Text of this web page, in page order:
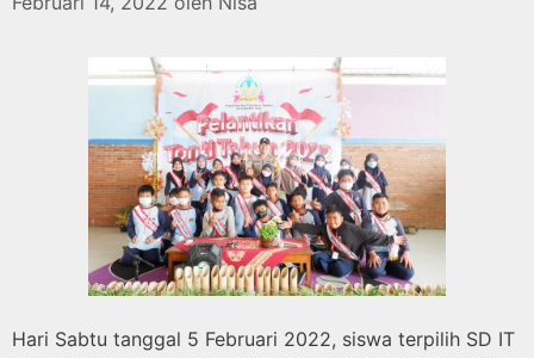
Hari Sabtu tanggal 5 Februari 2022, siswa terpilih SD IT